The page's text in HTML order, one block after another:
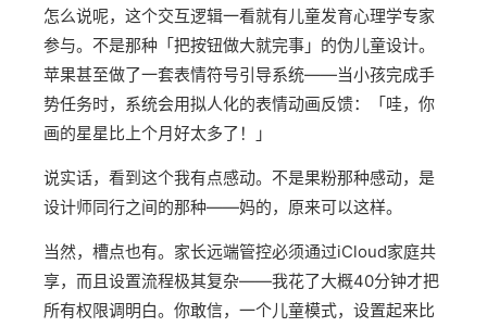
怎么说呢，这个交互逻辑一看就有儿童发育心理学专家
参与。不是那种「把按钮做大就完事」的伪儿童设计。
苹果甚至做了一套表情符号引导系统——当小孩完成手
势任务时，系统会用拟人化的表情动画反馈：「哇，你
画的星星比上个月好太多了！」
说实话，看到这个我有点感动。不是果粉那种感动，是
设计师同行之间的那种——妈的，原来可以这样。
当然，槽点也有。家长远端管控必须通过iCloud家庭共
享，而且设置流程极其复杂——我花了大概40分钟才把
所有权限调明白。你敢信，一个儿童模式，设置起来比